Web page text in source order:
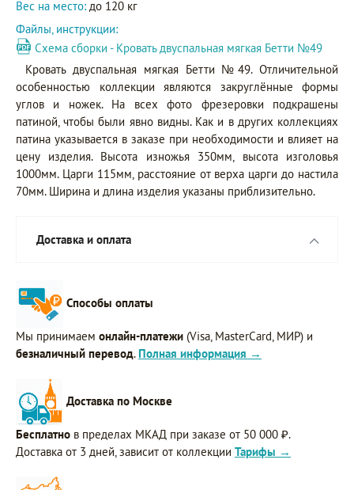
Вес на место: до 120 кг
Файлы, инструкции:
Схема сборки - Кровать двуспальная мягкая Бетти №49
Кровать двуспальная мягкая Бетти №49. Отличительной
особенностью коллекции являются закруглённые формы
углов и ножек. На всех фото фрезеровки подкрашены
патиной, чтобы были явно видны. Как и в других коллекциях
патина указывается в заказе при необходимости и влияет на
цену изделия. Высота изножья 350мм, высота изголовья
1000мм. Царги 115мм, расстояние от верха царги до настила
70мм. Ширина и длина изделия указаны приблизительно.
Доставка и оплата
Способы оплаты
Мы принимаем онлайн-платежи (Visa, MasterCard, МИР) и
безналичный перевод. Полная информация →
Доставка по Москве
Бесплатно в пределах МКАД при заказе от 50 000 ₽.
Доставка от 3 дней, зависит от коллекции Тарифы →